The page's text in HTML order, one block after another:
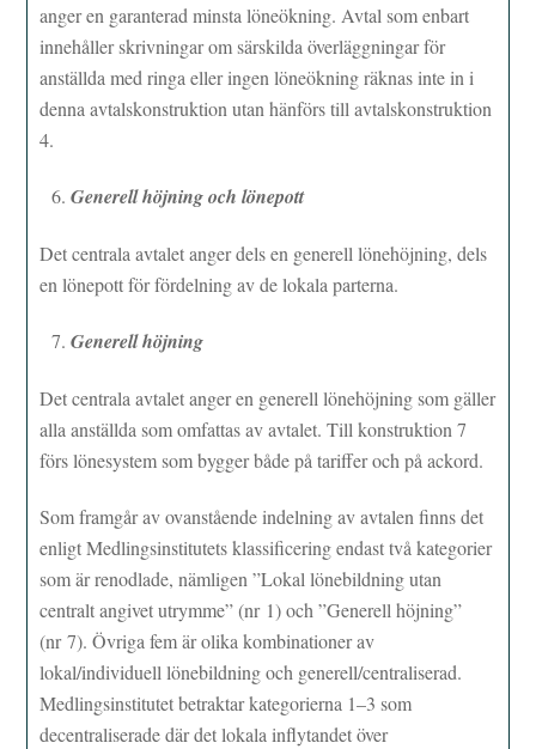
anger en garanterad minsta löneökning. Avtal som enbart
innehåller skrivningar om särskilda överläggningar för
anställda med ringa eller ingen löneökning räknas inte in i
denna avtalskonstruktion utan hänförs till avtalskonstruktion
4.
Generell höjning och lönepott
Det centrala avtalet anger dels en generell lönehöjning, dels
en lönepott för fördelning av de lokala parterna.
Generell höjning
Det centrala avtalet anger en generell lönehöjning som gäller
alla anställda som omfattas av avtalet. Till konstruktion 7
förs lönesystem som bygger både på tariffer och på ackord.
Som framgår av ovanstående indelning av avtalen finns det
enligt Medlingsinstitutets klassificering endast två kategorier
som är renodlade, nämligen ”Lokal lönebildning utan
centralt angivet utrymme” (nr 1) och ”Generell höjning”
(nr 7). Övriga fem är olika kombinationer av
lokal/individuell lönebildning och generell/centraliserad.
Medlingsinstitutet betraktar kategorierna 1–3 som
decentraliserade där det lokala inflytandet över